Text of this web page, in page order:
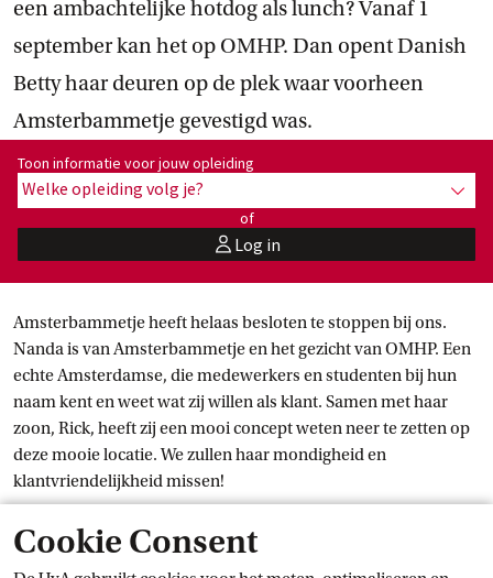
Cookie Consent
een ambachtelijke hotdog als lunch? Vanaf 1
september kan het op OMHP. Dan opent Danish
Betty haar deuren op de plek waar voorheen
Amsterbammetje gevestigd was.
Toon informatie voor opleiding:
Toon informatie voor jouw opleiding
Welke opleiding volg je? toon
of
userLog in
Amsterbammetje heeft helaas besloten te stoppen bij ons.
Nanda is van Amsterbammetje en het gezicht van OMHP. Een
echte Amsterdamse, die medewerkers en studenten bij hun
naam kent en weet wat zij willen als klant. Samen met haar
zoon, Rick, heeft zij een mooi concept weten neer te zetten op
deze mooie locatie. We zullen haar mondigheid en
klantvriendelijkheid missen!
Danish Betty is een jong familiebedrijf van een 25-jarige